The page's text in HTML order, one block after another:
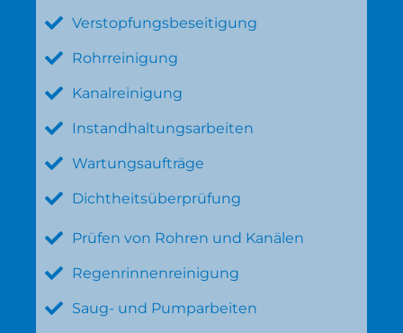
Verstopfungsbeseitigung
Rohrreinigung
Kanalreinigung
Instandhaltungsarbeiten
Wartungsaufträge
Dichtheitsüberprüfung
Prüfen von Rohren und Kanälen
Regenrinnenreinigung
Saug- und Pumparbeiten